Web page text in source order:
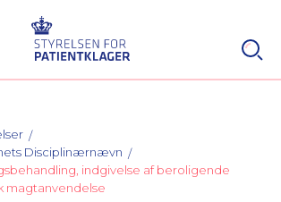
Disciplinærnævn
indgivelse af beroligende
magtanvendelse